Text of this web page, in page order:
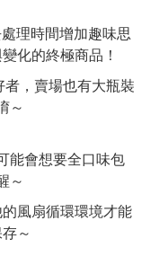
理時間增加趣味思
化的終極商品！
者，賣場也有大瓶裝
～
能會想要全口味包
～
風扇循環環境才能
～